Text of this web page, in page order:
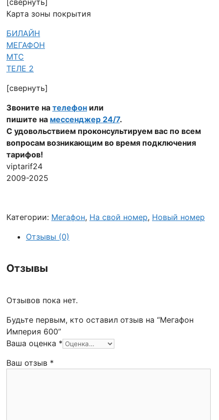
[свернуть]
Карта зоны покрытия
БИЛАЙН
МЕГАФОН
МТС
ТЕЛЕ 2
[свернуть]
Звоните на телефон или
пишите на мессенджер 24/7.
С удовольствием проконсультируем вас по всем
вопросам возникающим во время подключения
тарифов!
viptarif24
2009-2025
Категории: Мегафон, На свой номер, Новый номер
Отзывы (0)
Отзывы
Отзывов пока нет.
Будьте первым, кто оставил отзыв на “Мегафон
Империя 600”
Ваша оценка *
Ваш отзыв *